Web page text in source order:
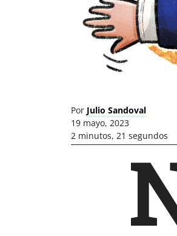
Por Julio Sandoval
19 mayo, 2023
2 minutos, 21 segundos